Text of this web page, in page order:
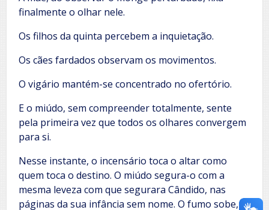
finalmente o olhar nele.
Os filhos da quinta percebem a inquietação.
Os cães fardados observam os movimentos.
O vigário mantém-se concentrado no ofertório.
E o miúdo, sem compreender totalmente, sente
pela primeira vez que todos os olhares convergem
para si.
Nesse instante, o incensário toca o altar como
quem toca o destino. O miúdo segura-o com a
mesma leveza com que segurara Cândido, nas
páginas da sua infância sem nome. O fumo sobe,